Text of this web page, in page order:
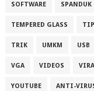
SOFTWARE SPANDUK
TEMPERED GLASS
TRIK UMKM USB
VGA VIDEOS
YOUTUBE ANTI-